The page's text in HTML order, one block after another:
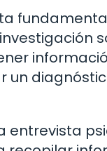
un
entrevista